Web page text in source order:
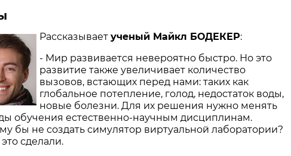
Рассказывает ученый Майкл БОДЕКЕР:
- Мир развивается невероятно быстро. Но это
развитие также увеличивает количество
вызовов, встающих перед нами: таких как
глобальное потепление, голод, недостаток воды,
новые болезни. Для их решения нужно менять
обучения естественно-научным дисциплинам.
бы не создать симулятор виртуальной лаборатории?
сделали.